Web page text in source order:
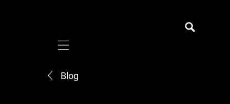
Mobile navigation
Blog